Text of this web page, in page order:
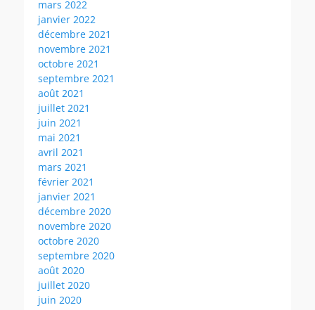
mars 2022
janvier 2022
décembre 2021
novembre 2021
octobre 2021
septembre 2021
août 2021
juillet 2021
juin 2021
mai 2021
avril 2021
mars 2021
février 2021
janvier 2021
décembre 2020
novembre 2020
octobre 2020
septembre 2020
août 2020
juillet 2020
juin 2020